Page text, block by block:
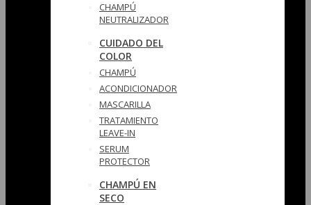
CHAMPÚ
NEUTRALIZADOR
CUIDADO DEL
COLOR
CHAMPÚ
ACONDICIONADOR
MASCARILLA
TRATAMIENTO
LEAVE-IN
SERUM
PROTECTOR
CHAMPÚ EN
SECO